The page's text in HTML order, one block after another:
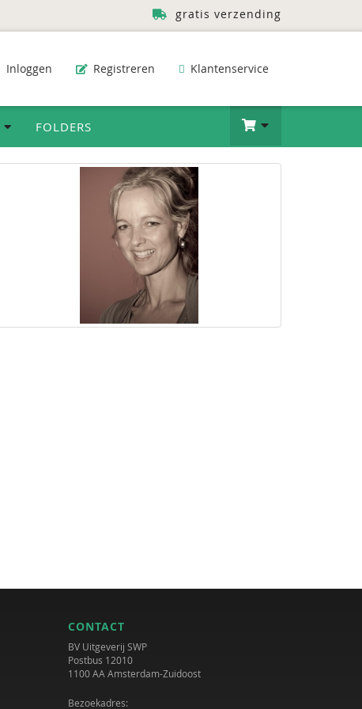
gratis verzending
Inloggen Registreren Klantenservice
FOLDERS
CONTACT
BV Uitgeverij SWP
Postbus 12010
1100 AA Amsterdam-Zuidoost
Bezoekadres: